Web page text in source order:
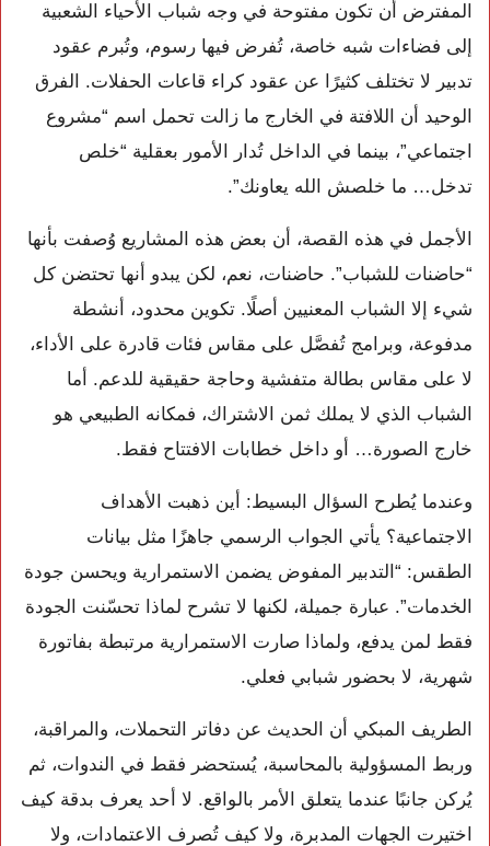
المفترض أن تكون مفتوحة في وجه شباب الأحياء الشعبية
إلى فضاءات شبه خاصة، تُفرض فيها رسوم، وتُبرم عقود
تدبير لا تختلف كثيرًا عن عقود كراء قاعات الحفلات. الفرق
الوحيد أن اللافتة في الخارج ما زالت تحمل اسم “مشروع
اجتماعي”، بينما في الداخل تُدار الأمور بعقلية “خلص
تدخل… ما خلصش الله يعاونك”.
الأجمل في هذه القصة، أن بعض هذه المشاريع وُصفت بأنها
“حاضنات للشباب”. حاضنات، نعم، لكن يبدو أنها تحتضن كل
شيء إلا الشباب المعنيين أصلًا. تكوين محدود، أنشطة
مدفوعة، وبرامج تُفصَّل على مقاس فئات قادرة على الأداء،
لا على مقاس بطالة متفشية وحاجة حقيقية للدعم. أما
الشباب الذي لا يملك ثمن الاشتراك، فمكانه الطبيعي هو
خارج الصورة… أو داخل خطابات الافتتاح فقط.
وعندما يُطرح السؤال البسيط: أين ذهبت الأهداف
الاجتماعية؟ يأتي الجواب الرسمي جاهزًا مثل بيانات
الطقس: “التدبير المفوض يضمن الاستمرارية ويحسن جودة
الخدمات”. عبارة جميلة، لكنها لا تشرح لماذا تحسّنت الجودة
فقط لمن يدفع، ولماذا صارت الاستمرارية مرتبطة بفاتورة
شهرية، لا بحضور شبابي فعلي.
الطريف المبكي أن الحديث عن دفاتر التحملات، والمراقبة،
وربط المسؤولية بالمحاسبة، يُستحضر فقط في الندوات، ثم
يُركن جانبًا عندما يتعلق الأمر بالواقع. لا أحد يعرف بدقة كيف
اختيرت الجهات المدبرة، ولا كيف تُصرف الاعتمادات، ولا